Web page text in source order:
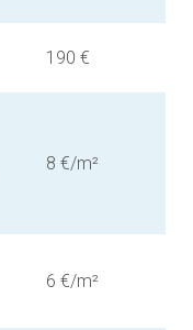
190 €
8 €/m²
6 €/m²